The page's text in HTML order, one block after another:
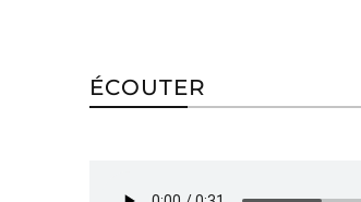
ÉCOUTER